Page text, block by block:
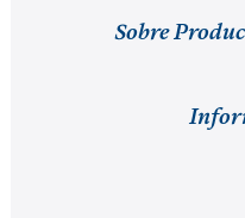
Sobre